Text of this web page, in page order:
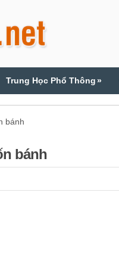
Trung Học Phổ Thông»
bánh
bánh